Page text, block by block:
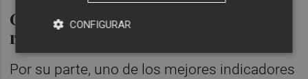
Caída en el acceso a lugares de
recreo
Por su parte, uno de los mejores indicadores
CONFIGURAR